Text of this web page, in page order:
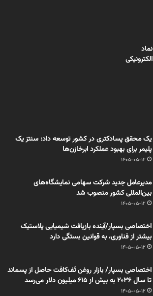
نماد
الکترونیکی
یک محقق پسادکتری در کشور توسعه داد: سنتز یک
پلیمر برای بهبود عملکرد ابرخازن‌ها
1405-05-12
مدیرعامل جدید شرکت سهامی نمایشگاه‌های
بین‌المللی کشور منصوب شد
1405-05-12
اختصاصی بسپار/آینده بازیافت شیمیایی پلاستیک
بیشتر از فناوری، به قوانین بستگی دارد
1405-05-12
اختصاصی بسپار/ بازار روغن تَف‌کافت حاصل از پسماند
تا سال ۲۰۳۶ به بیش از ۶۱۵ میلیون دلار می‌رسد
1405-05-12